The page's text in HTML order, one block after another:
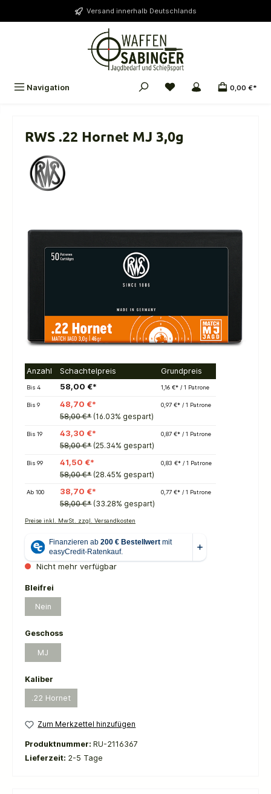
Versand innerhalb Deutschlands
Navigation 0,00 €*
RWS .22 Hornet MJ 3,0g
Anzahl Schachtelpreis Grundpreis
Bis4 58,00 €* 1,16 €* / 1 Patrone
Bis9
48,70 €*
58,00 €* (16.03% gespart)
0,97 €* / 1 Patrone
Bis19
43,30 €*
58,00 €* (25.34% gespart)
0,87 €* / 1 Patrone
Bis99
41,50 €*
58,00 €* (28.45% gespart)
0,83 €* / 1 Patrone
Ab100
38,70 €*
58,00 €* (33.28% gespart)
0,77 €* / 1 Patrone
Preise inkl. MwSt. zzgl. Versandkosten
Nicht mehr verfügbar
Bleifrei
Nein(Diese Option ist zurzeit nicht verfügbar.)
Geschossauswählen
MJ(Diese Option ist zurzeit nicht verfügbar.)
Kaliber
.22 Hornet(Diese Option ist zurzeit nicht verfügbar.)
Zum Merkzettel hinzufügen
Produktnummer: RU-2116367
Lieferzeit: 2-5 Tage